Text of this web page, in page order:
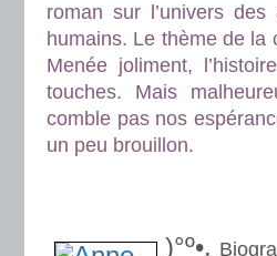
roman sur l’univers
humains. Le thème de la
Menée joliment,
touches. Mais
comble pas nos
un peu brouillon.
)°º•.